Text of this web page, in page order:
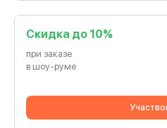
Cкидка до 10%
при заказе
в шоу-руме